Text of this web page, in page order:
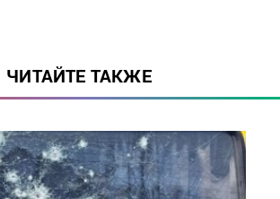
ЧИТАЙТЕ ТАКЖЕ